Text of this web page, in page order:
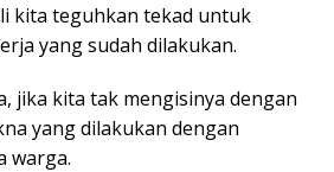
kita teguhkan tekad untuk
yang sudah dilakukan.
jika kita tak mengisinya dengan
yang dilakukan dengan
warga.